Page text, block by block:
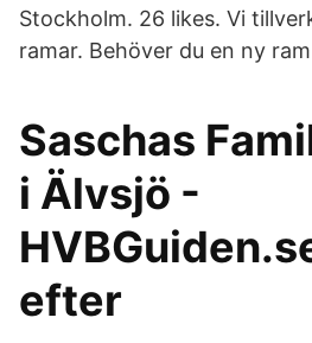
Stockholm. 26 likes. Vi
ramar. Behöver du en ny
Saschas
i Älvsjö -
efter